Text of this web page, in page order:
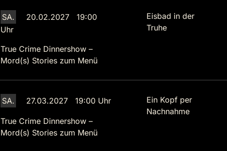
SA.
20.02.2027 19:00
Uhr
True Crime Dinnershow –
Mord(s) Stories zum Menü
Eisbad in der
Truhe
SA. 27.03.2027 19:00 Uhr
True Crime Dinnershow –
Mord(s) Stories zum Menü
Ein Kopf per
Nachnahme